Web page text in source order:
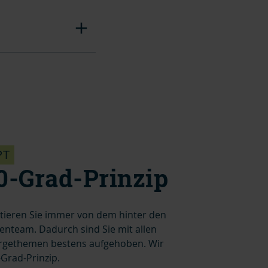
Grad-Prinzip
Sie immer von dem hinter den
Dadurch sind Sie mit allen
bestens aufgehoben. Wir
Prinzip.